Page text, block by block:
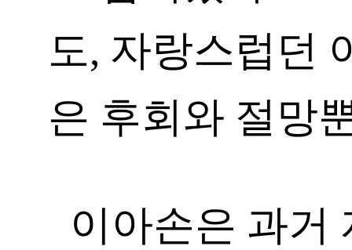
도, 자랑스럽던
은 후회와 절망
이아손은 과거